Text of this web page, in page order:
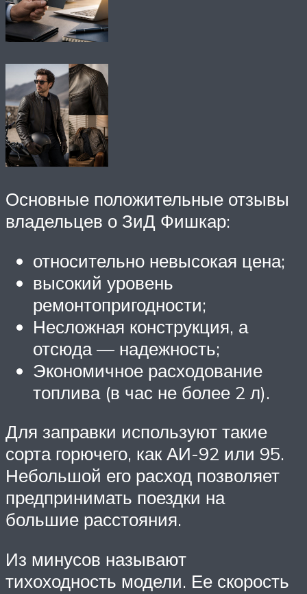
Основные положительные отзывы
владельцев о ЗиД Фишкар:
относительно невысокая цена;
высокий уровень
ремонтопригодности;
Несложная конструкция, а
отсюда — надежность;
Экономичное расходование
топлива (в час не более 2 л).
Для заправки используют такие
сорта горючего, как АИ-92 или 95.
Небольшой его расход позволяет
предпринимать поездки на
большие расстояния.
Из минусов называют
тихоходность модели. Ее скорость